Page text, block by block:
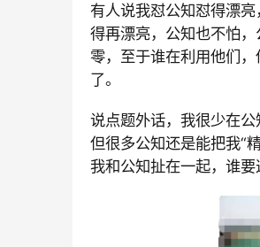
有人说我怼公知怼得漂
得再漂亮，公知也不怕
零，至于谁在利用他们
了。
说点题外话，我很少在
但很多公知还是能把我“
我和公知扯在一起，谁要